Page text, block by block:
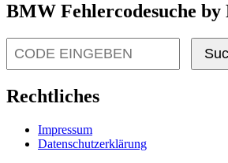
BMW Fehlercodesuche by
Rechtliches
Impressum
Datenschutzerklärung